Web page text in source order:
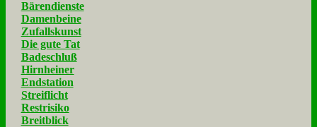
Bärendienste
Damenbeine
Zufallskunst
Die gute Tat
Badeschluß
Hirnheiner
Endstation
Streiflicht
Restrisiko
Breitblick